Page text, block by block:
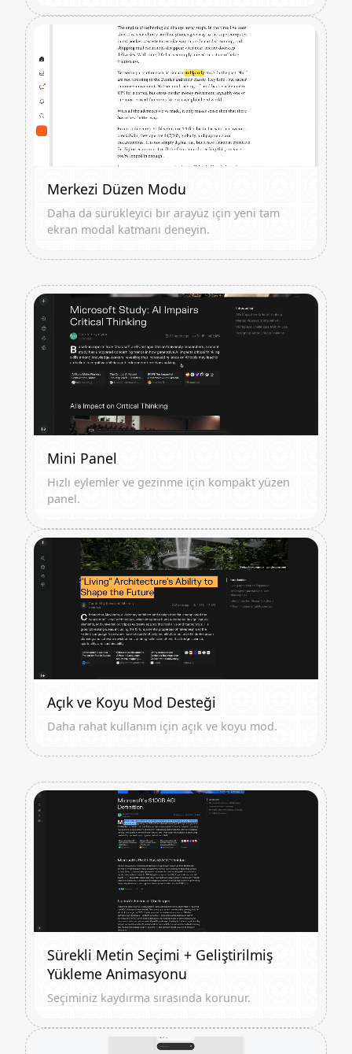
Merkezi Düzen Modu
Daha da sürükleyici bir arayüz için yeni tam
ekran modal katmanı deneyin.
Mini Panel
Hızlı eylemler ve gezinme için kompakt yüzen
panel.
Açık ve Koyu Mod Desteği
Daha rahat kullanım için açık ve koyu mod.
Sürekli Metin Seçimi + Geliştirilmiş
Yükleme Animasyonu
Seçiminiz kaydırma sırasında korunur.